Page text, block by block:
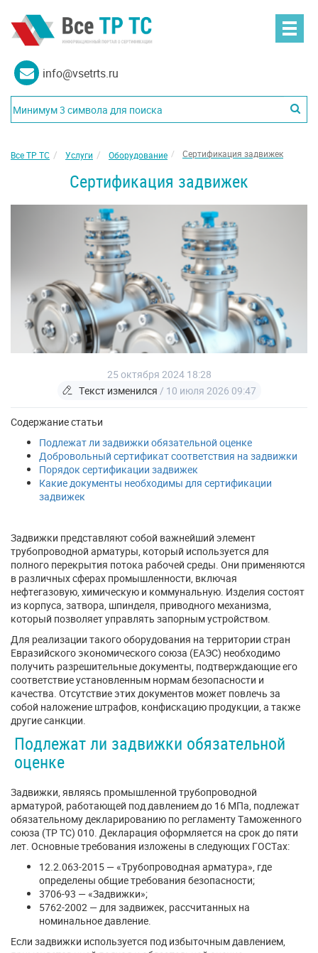
info@vsetrts.ru
Все ТР ТС Услуги Оборудование Сертификация задвижек
Сертификация задвижек
25 октября 2024 18:28
Текст изменился / 10 июля 2026 09:47
Содержание статьи
Подлежат ли задвижки обязательной оценке
Добровольный сертификат соответствия на задвижки
Порядок сертификации задвижек
Какие документы необходимы для сертификации
задвижек
Задвижки представляют собой важнейший элемент
трубопроводной арматуры, который используется для
полного перекрытия потока рабочей среды. Они применяются
в различных сферах промышленности, включая
нефтегазовую, химическую и коммунальную. Изделия состоят
из корпуса, затвора, шпинделя, приводного механизма,
который позволяет управлять запорным устройством.
Для реализации такого оборудования на территории стран
Евразийского экономического союза (ЕАЭС) необходимо
получить разрешительные документы, подтверждающие его
соответствие установленным нормам безопасности и
качества. Отсутствие этих документов может повлечь за
собой наложение штрафов, конфискацию продукции, а также
другие санкции.
Подлежат ли задвижки обязательной
оценке
Задвижки, являясь промышленной трубопроводной
арматурой, работающей под давлением до 16 МПа, подлежат
обязательному декларированию по регламенту Таможенного
союза (ТР ТС) 010. Декларация оформляется на срок до пяти
лет. Основные требования изложены в следующих ГОСТах:
12.2.063-2015 — «Трубопроводная арматура», где
определены общие требования безопасности;
3706-93 — «Задвижки»;
5762-2002 — для задвижек, рассчитанных на
номинальное давление.
Если задвижки используется под избыточным давлением,